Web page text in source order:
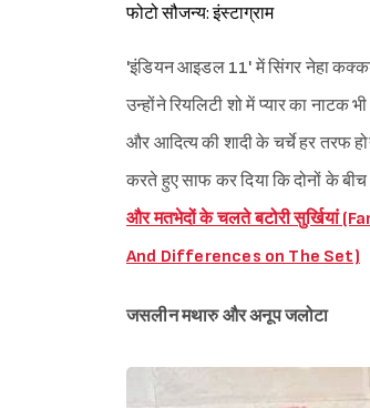
फोटो सौजन्य: इंस्टाग्राम
'इंडियन आइडल 11' में सिंगर नेहा
उन्होंने रियलिटी शो में प्यार का नाटक
और आदित्य की शादी के चर्चे हर तरफ
करते हुए साफ कर दिया कि दोनों के
और मतभेदों के चलते बटोरी
And Differences on The Set)
जसलीन मथारु और अनूप जलोटा